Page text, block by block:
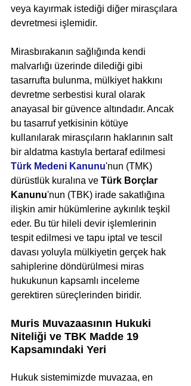
veya kayırmak istediği diğer mirasçılara
devretmesi işlemidir.
Mirasbırakanın sağlığında kendi
malvarlığı üzerinde dilediği gibi
tasarrufta bulunma, mülkiyet hakkını
devretme serbestisi kural olarak
anayasal bir güvence altındadır. Ancak
bu tasarruf yetkisinin kötüye
kullanılarak mirasçıların haklarının salt
bir aldatma kastıyla bertaraf edilmesi
Türk Medeni Kanunu'nun (TMK)
dürüstlük kuralına ve Türk Borçlar
Kanunu'nun (TBK) irade sakatlığına
ilişkin amir hükümlerine aykırılık teşkil
eder. Bu tür hileli devir işlemlerinin
tespit edilmesi ve tapu iptal ve tescil
davası yoluyla mülkiyetin gerçek hak
sahiplerine döndürülmesi miras
hukukunun kapsamlı inceleme
gerektiren süreçlerinden biridir.
Muris Muvazaasının Hukuki
Niteliği ve TBK Madde 19
Kapsamındaki Yeri
Hukuk sistemimizde muvazaa, en